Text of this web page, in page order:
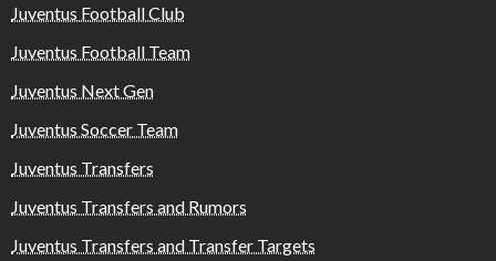
Juventus Football Club
Juventus Football Team
Juventus Next Gen
Juventus Soccer Team
Juventus Transfers
Juventus Transfers and Rumors
Juventus Transfers and Transfer Targets